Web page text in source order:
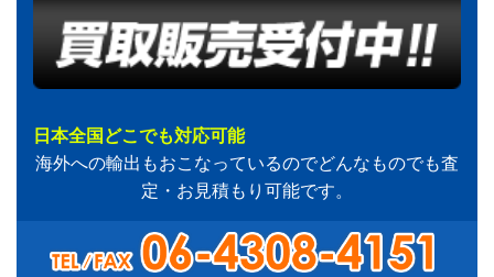
日本全国どこでも対応可能
海外への輸出もおこなっているのでどんなものでも査
定・お見積もり可能です。